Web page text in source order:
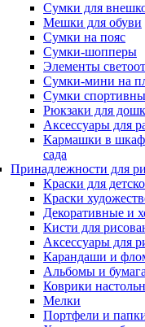
Сумки для
Мешки для обуви
Сумки на пояс
Сумки-шопперы
Элементы
Сумки-мини на
Сумки
Рюкзаки для
Аксессуары для
Кармашки в
сада
Принадлежности для
Краски для
Краски
Декоративные и
Кисти для
Аксессуары для
Карандаши и
Альбомы и
Коврики
Мелки
Портфели и